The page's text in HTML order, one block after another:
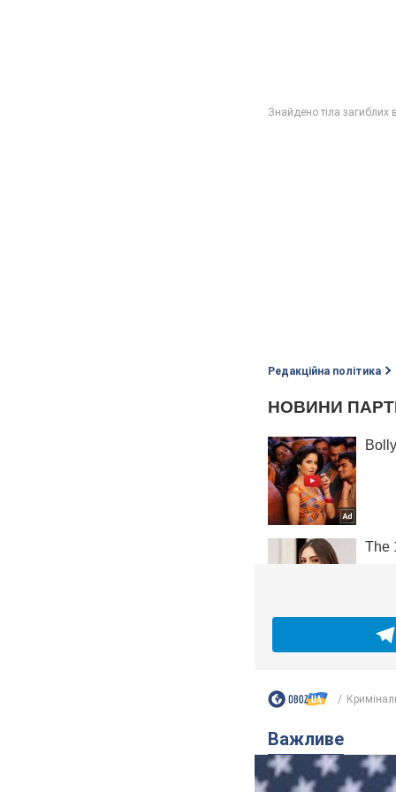
Редакційна політика